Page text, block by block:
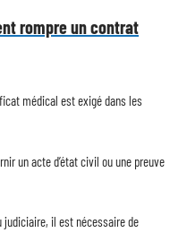
rompre un contrat
médical est exigé dans les
un acte d’état civil ou une preuve
judiciaire, il est nécessaire de